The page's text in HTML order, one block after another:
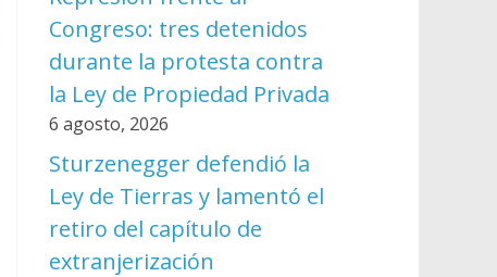
Congreso: tres detenidos
durante la protesta contra
la Ley de Propiedad Privada
6 agosto, 2026
Sturzenegger defendió la
Ley de Tierras y lamentó el
retiro del capítulo de
extranjerización